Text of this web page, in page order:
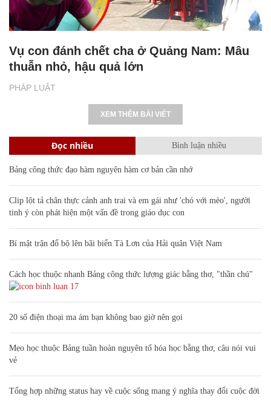
PHÁP LUẬT
Vụ con đánh chết cha ở Quảng Nam: Mâu
thuẫn nhỏ, hậu quả lớn
XEM THÊM BÀI VIẾT
Đọc nhiều Bình luận nhiều
Bảng công thức đạo hàm nguyên hàm cơ bản cần nhớ
Clip lột tả chân thực cảnh anh trai và em gái như 'chó với mèo', người
tinh ý còn phát hiện một vấn đề trong giáo dục con
Bí mật trận đổ bộ lên bãi biển Tà Lơn của Hải quân Việt Nam
Cách học thuộc nhanh Bảng công thức lượng giác bằng thơ, "thần chú"
17
20 số điện thoại ma ám bạn không bao giờ nên gọi
Mẹo học thuộc Bảng tuần hoàn nguyên tố hóa học bằng thơ, câu nói vui
vẻ
Tổng hợp những status hay về cuộc sống mang ý nghĩa thay đổi cuộc đời